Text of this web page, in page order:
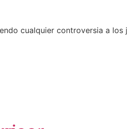
cualquier controversia a